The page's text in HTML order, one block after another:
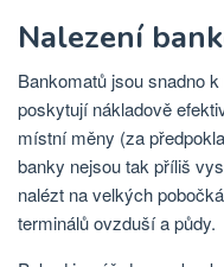
Nalezení
Bankomatů jsou snadno
poskytují nákladově
místní měny (za
banky nejsou tak příliš
nalézt na velkých
terminálů ovzduší a půdy.